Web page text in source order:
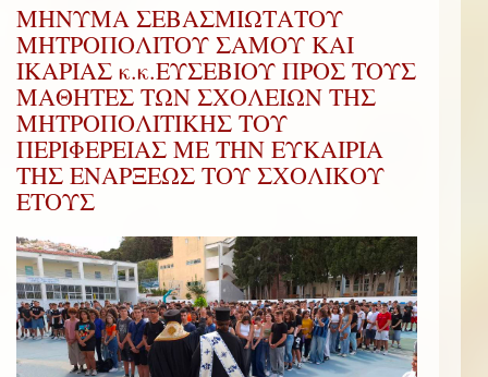
ΜΗΝΥΜΑ ΣΕΒΑΣΜΙΩΤΑΤΟΥ
ΜΗΤΡΟΠΟΛΙΤΟΥ ΣΑΜΟΥ ΚΑΙ
ΙΚΑΡΙΑΣ κ.κ.ΕΥΣΕΒΙΟΥ ΠΡΟΣ ΤΟΥΣ
ΜΑΘΗΤΕΣ ΤΩΝ ΣΧΟΛΕΙΩΝ ΤΗΣ
ΜΗΤΡΟΠΟΛΙΤΙΚΗΣ ΤΟΥ
ΠΕΡΙΦΕΡΕΙΑΣ ΜΕ ΤΗΝ ΕΥΚΑΙΡΙΑ
ΤΗΣ ΕΝΑΡΞΕΩΣ ΤΟΥ ΣΧΟΛΙΚΟΥ
ΕΤΟΥΣ